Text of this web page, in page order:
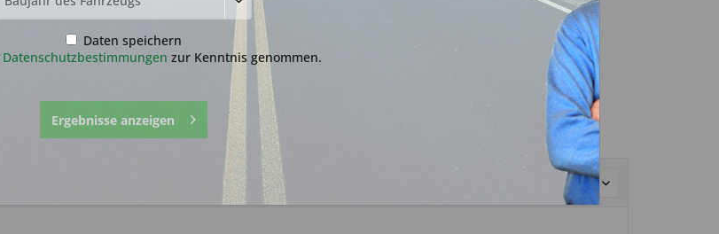
Daten speichern
Datenschutzbestimmungen zur Kenntnis genommen.
Ergebnisse anzeigen